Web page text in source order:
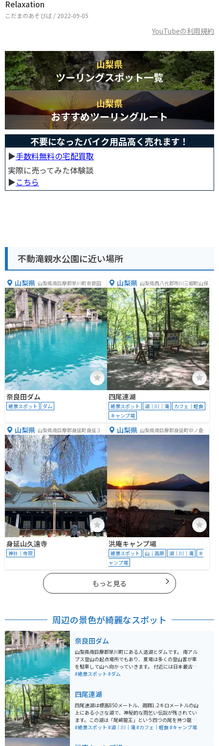
Relaxation
こだまのあそびば / 2022-09-05
YouTubeの利用規約
山梨県
ツーリングスポット一覧
山梨県
おすすめツーリングルート
不要になったバイク用品高く売れます！
▶︎手数料無料の宅配買取
実際に売ってみた体験談
▶︎こちら
不動滝親水公園に近い場所
山梨県 山梨県南巨摩郡早川町奈良田
奈良田ダム
絶景スポット ダム
山梨県 山梨県西八代郡市川三郷町山保
四尾連湖
絶景スポット 湖｜川｜滝
カフェ｜軽食
キャンプ場
山梨県 山梨県南巨摩郡身延町身延３５
６７
身延山久遠寺
神社｜寺院
山梨県 山梨県南巨摩郡身延町中ノ倉２
洪庵キャンプ場
絶景スポット 山｜高原 湖｜川｜滝
キ
ャンプ場
もっと見る
周辺の景色が綺麗なスポット
奈良田ダム
山梨県南巨摩郡早川町にある人造湖とダムです。 南アル
プス登山の起点場所でもあり、夏場は多くの登山客が車
を駐車して山へ向かっていきます。 付近には日本最古の
温泉とも言われる西山温泉があり、日帰り入浴も楽しめ
#絶景スポット #ダム
四尾連湖
四尾連湖は標高850メートル、周囲1.2キロメートルの山
上にある小さな湖で、神秘的な雨乞い伝説が残されてい
ます。この湖は「尾崎龍王」という四つの尾を持つ龍神
が住むとされ、「四尾連湖」と名付けられました。ま
#絶景スポット #湖｜川｜滝#カフェ｜軽食#キャンプ場